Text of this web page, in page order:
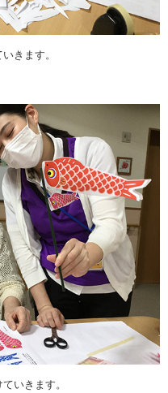
きます。
いきます。